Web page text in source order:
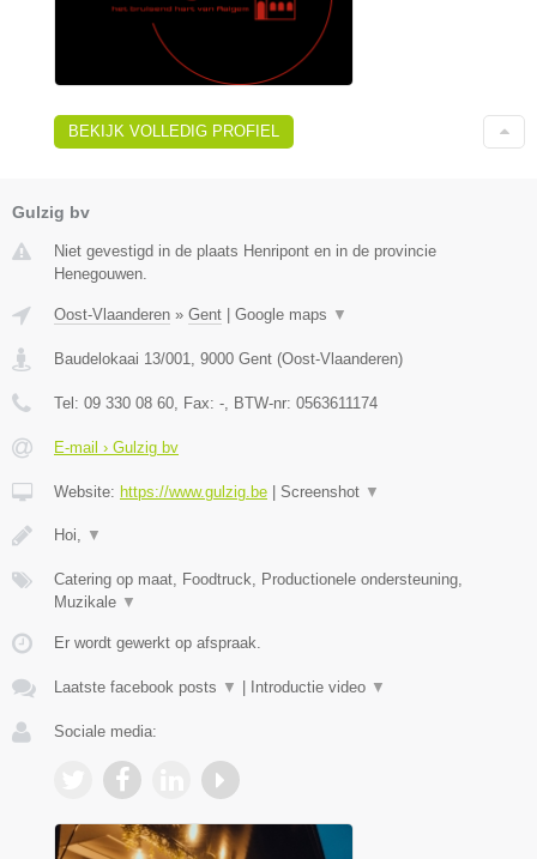
BEKIJK VOLLEDIG PROFIEL
Gulzig bv
Niet gevestigd in de plaats Henripont en in de provincie
Henegouwen.
Oost-Vlaanderen » Gent Google maps ▼
Baudelokaai 13/001 9000 Gent (Oost-Vlaanderen)
Tel: 09 330 08 60 , Fax: - , BTW-nr: 0563611174
E-mail › Gulzig bv
Website: https://www.gulzig.be Screenshot ▼
Hoi, ▼
Catering op maat, Foodtruck, Productionele ondersteuning,
Muzikale ▼
Er wordt gewerkt op afspraak.
Laatste facebook posts ▼ Introductie video ▼
Sociale media: